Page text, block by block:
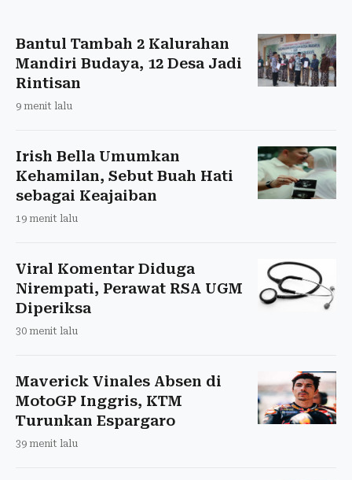
Bantul Tambah 2 Kalurahan
Mandiri Budaya, 12 Desa Jadi
Rintisan
9 menit lalu
Irish Bella Umumkan
Kehamilan, Sebut Buah Hati
sebagai Keajaiban
19 menit lalu
Viral Komentar Diduga
Nirempati, Perawat RSA UGM
Diperiksa
30 menit lalu
Maverick Vinales Absen di
MotoGP Inggris, KTM
Turunkan Espargaro
39 menit lalu